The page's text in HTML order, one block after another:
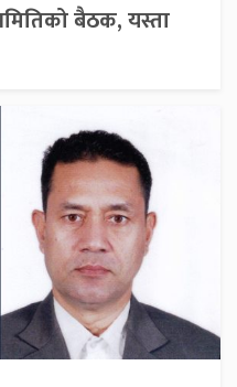
बैठक, यस्ता